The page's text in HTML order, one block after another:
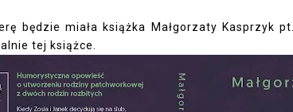
będzie miała książka Małgorzaty Kasprzyk
tej książce.